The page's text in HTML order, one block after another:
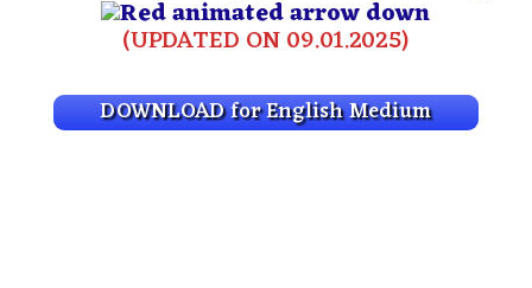
(UPDATED ON 09.01.2025)
DOWNLOAD for English Medium